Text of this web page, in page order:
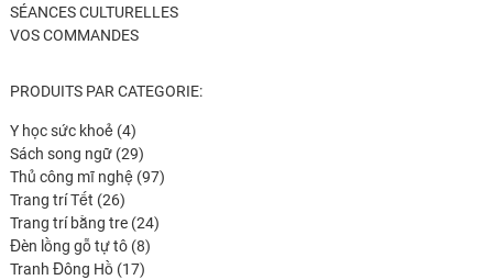
SÉANCES CULTURELLES
VOS COMMANDES
PRODUITS PAR CATEGORIE:
Y học sức khoẻ 44
produits
Sách song ngữ 2929
produits
Thủ công mĩ nghệ 9797
Trang trí Tết 2626
produits
Trang trí bằng tre 2424
Đèn lồng gỗ tự tô 88
produits
Tranh Đông Hồ 1717